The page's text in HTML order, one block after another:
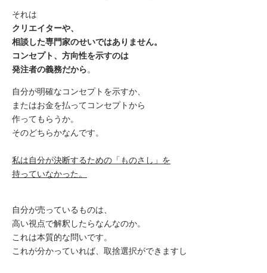
それは
クリエイターや、
相談した専門家のせいではありません。
コンセプト、方向性を示すのは
発注者の義務だから。
自分が明確なコンセプトを示すか、
またはお金を払ってコンセプトから
作ってもらうか。
そのどちらかなんです。
私は自分が決断するための「ものさし」を
持っていなかった。
自分が売っているものは、
高い視点で解釈したらなんなのか。
これは本質的な問いです。
これが分かっていれば、取捨選択ができますし